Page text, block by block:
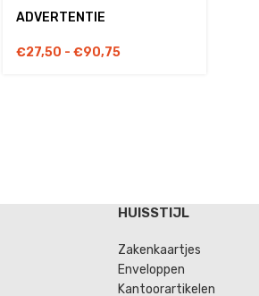
ADVERTENTIE
€27,50 - €90,75
HUISSTIJL
Zakenkaartjes
Enveloppen
Kantoorartikelen